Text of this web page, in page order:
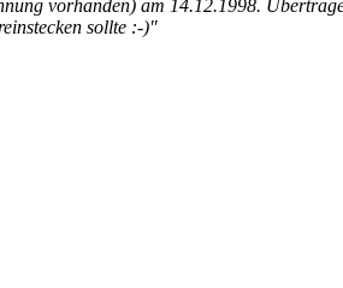
vorhanden) am 14.12.1998.
sollte :-)"